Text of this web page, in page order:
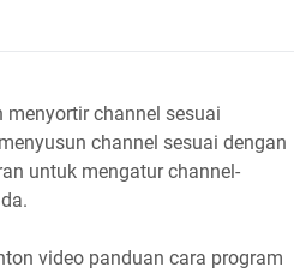
menyortir channel sesuai
channel sesuai dengan
untuk mengatur channel-
video panduan cara program